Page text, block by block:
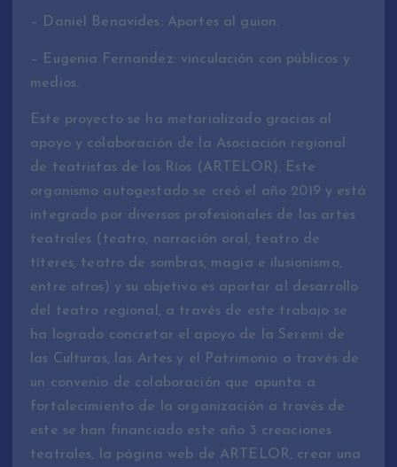
– Daniel Benavides: Aportes al guion.
– Eugenia Fernandez: vinculación con públicos y
medios.
Este proyecto se ha metarializado gracias al
apoyo y colaboración de la Asociación regional
de teatristas de los Ríos (ARTELOR). Este
organismo autogestado se creó el año 2019 y está
integrado por diversos profesionales de las artes
teatrales (teatro, narración oral, teatro de
títeres, teatro de sombras, magia e ilusionismo,
entre otros) y su objetivo es aportar al desarrollo
del teatro regional, a través de este trabajo se
ha logrado concretar el apoyo de la Seremi de
las Culturas, las Artes y el Patrimonio a través de
un convenio de colaboración que apunta a
fortalecimiento de la organización a través de
este se han financiado este año 3 creaciones
teatrales, la página web de ARTELOR, crear una